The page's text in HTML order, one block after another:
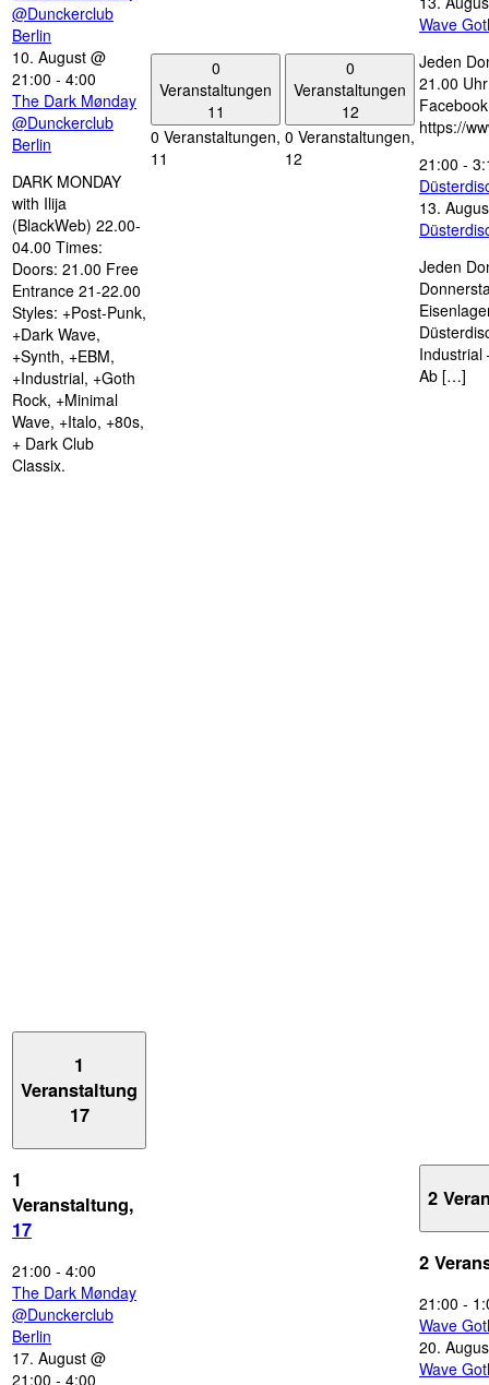
@Dunckerclub
Berlin
10. August @
21:00 - 4:00
The Dark Mønday
@Dunckerclub
Berlin
DARK MONDAY
with Ilija
(BlackWeb) 22.00-
04.00 Times:
Doors: 21.00 Free
Entrance 21-22.00
Styles: +Post-Punk,
+Dark Wave,
+Synth, +EBM,
+Industrial, +Goth
Rock, +Minimal
Wave, +Italo, +80s,
+ Dark Club
Classix.
0
Veranstaltungen
11
0 Veranstaltungen,
11
0
Veranstaltungen
12
0 Veranstaltungen,
12
Wave
Jeden
21.00
https://
21:00 -
13.
Jeden
Industrial
Ab […]
1
Veranstaltung
17
1
Veranstaltung,
17
21:00 - 4:00
The Dark Mønday
@Dunckerclub
Berlin
17. August @
21:00 - 4:00
2
2
21:00 -
Wave
20.
Wave